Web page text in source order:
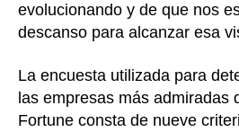
evolucionando y de que nos
descanso para alcanzar esa
La encuesta utilizada para
las empresas más admiradas
Fortune consta de nueve